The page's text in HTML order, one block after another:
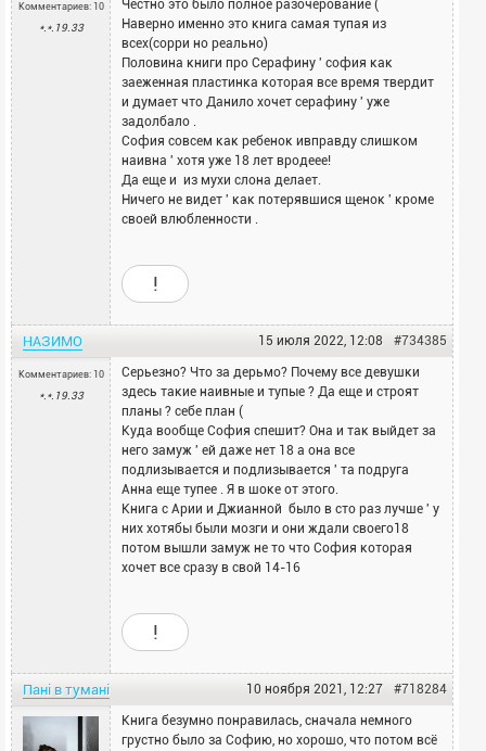
она во время брачной ночи начала
провоцировать Данило и стала произносить
грязности про Серафину и Римо, понимая, что
Римо — враг номер один для Данило. Но, нет, надо
об этом говорить и причинять еще больше боли
человеку.
Дура дурой, очень бесит София. И мне Данило
жаль. Он не заслужил после пережитого такую
жену.
Комментариев: 10
*.*.19.33
Честно это было полное разочерование (
Наверно именно это книга самая тупая из
всех(сорри но реально)
Половина книги про Серафину ' софия как
заеженная пластинка которая все время твердит
и думает что Данило хочет серафину ' уже
задолбало .
София совсем как ребенок ивправду слишком
наивна ' хотя уже 18 лет вродеее!
Да еще и из мухи слона делает.
Ничего не видет ' как потерявшися щенок ' кроме
своей влюбленности .
!
НАЗИМО #734385
15 июля 2022, 12:08
Комментариев: 10
*.*.19.33
Серьезно? Что за дерьмо? Почему все девушки
здесь такие наивные и тупые ? Да еще и строят
планы ? себе план (
Куда вообще София спешит? Она и так выйдет за
него замуж ' ей даже нет 18 а она все
подлизывается и подлизывается ' та подруга
Анна еще тупее . Я в шоке от этого.
Книга с Арии и Джианной было в сто раз лучше ' у
них хотябы были мозги и они ждали своего18
потом вышли замуж не то что София которая
хочет все сразу в свой 14-16
!
Пані в тумані #718284
10 ноября 2021, 12:27
Книга безумно понравилась, сначала немного
грустно было за Софию, но хорошо, что потом всё